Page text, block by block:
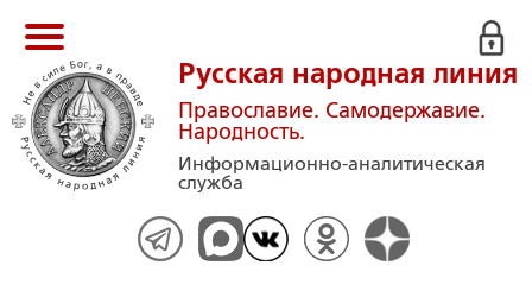
Русская народная линия
Православие. Самодержавие.
Народность.
Информационно-аналитическая
служба